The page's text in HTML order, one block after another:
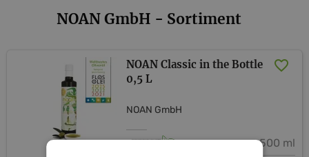
NOAN GmbH - Sortiment
NOAN Classic in the Bottle
0,5 L
NOAN GmbH
500 ml